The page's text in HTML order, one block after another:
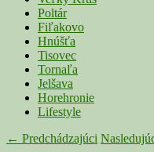
Poltár
Fiľakovo
Hnúšťa
Tisovec
Tornaľa
Jelšava
Horehronie
Lifestyle
Navigácia
← Predchádzajúci